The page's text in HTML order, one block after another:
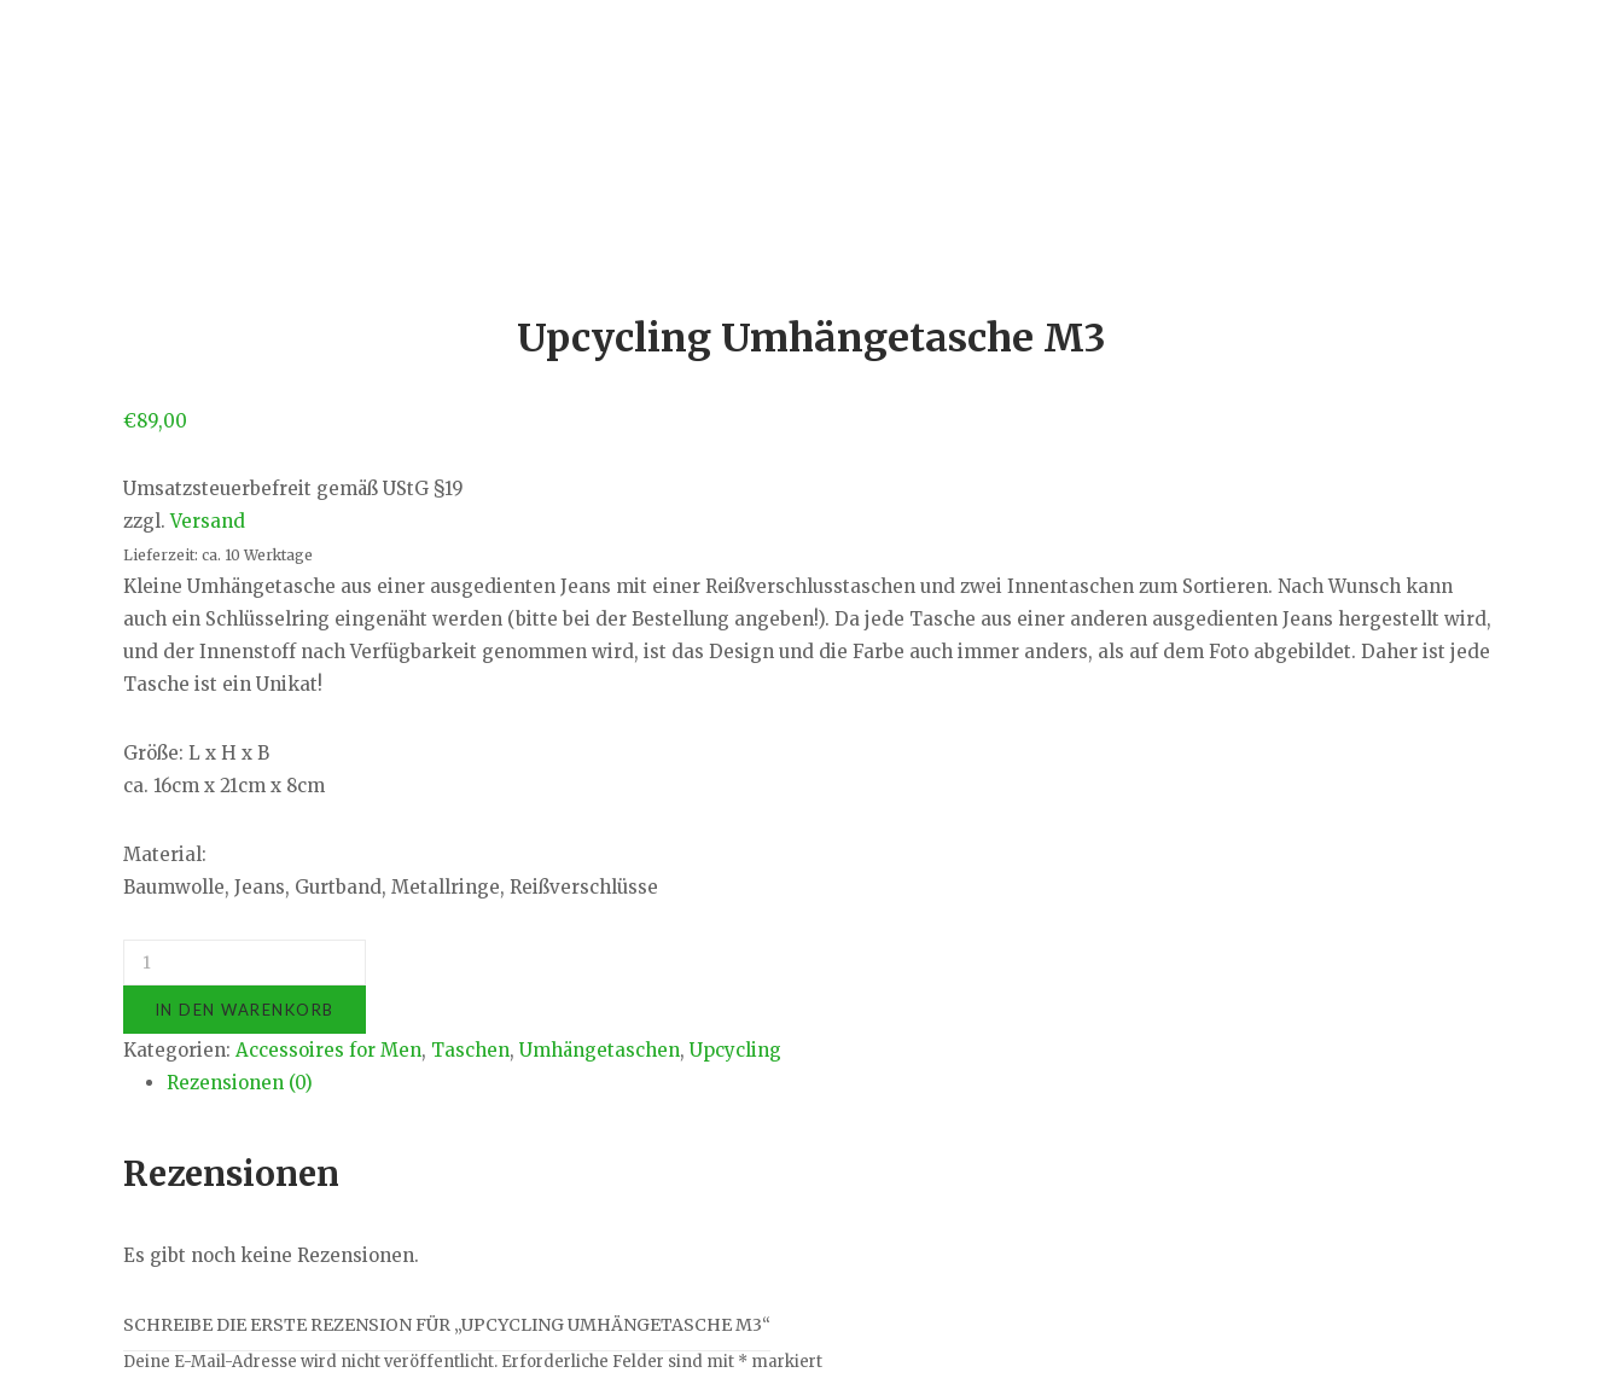
Upcycling Umhängetasche M3
€89,00
Umsatzsteuerbefreit gemäß UStG §19
zzgl.Versand
Lieferzeit: ca. 10 Werktage
Kleine Umhängetasche aus einer ausgedienten Jeans mit einer Reißverschlusstaschen und zwei Innentaschen zum Sortieren. Nach Wunsch kann
auch ein Schlüsselring eingenäht werden (bitte bei der Bestellung angeben!). Da jede Tasche aus einer anderen ausgedienten Jeans hergestellt wird,
und der Innenstoff nach Verfügbarkeit genommen wird, ist das Design und die Farbe auch immer anders, als auf dem Foto abgebildet. Daher ist jede
Tasche ist ein Unikat!
Größe: L x H x B
ca. 16cm x 21cm x 8cm
Material:
Baumwolle, Jeans, Gurtband, Metallringe, Reißverschlüsse
Upcycling
Umhängetasche
Menge
IN DEN WARENKORB
Kategorien: Accessoires for Men, Taschen, Umhängetaschen, Upcycling
Rezensionen (0)
Rezensionen
Es gibt noch keine Rezensionen.
SCHREIBE DIE ERSTE REZENSION FÜR „UPCYCLING UMHÄNGETASCHE M3“
Deine E-Mail-Adresse wird nicht veröffentlicht. Erforderliche Felder sind mit * markiert